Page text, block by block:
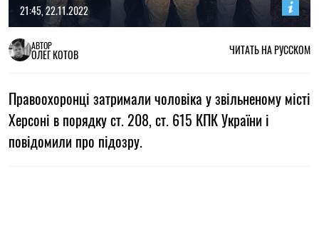
21:45, 22.11.2022
АВТОР
ОЛЕГ КОТОВ ЧИТАТЬ НА РУССКОМ
Правоохоронці затримали чоловіка у звільненому місті
Херсоні в порядку ст. 208, ст. 615 КПК України і
повідомили про підозру.